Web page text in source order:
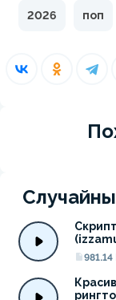
2026 поп
981.14